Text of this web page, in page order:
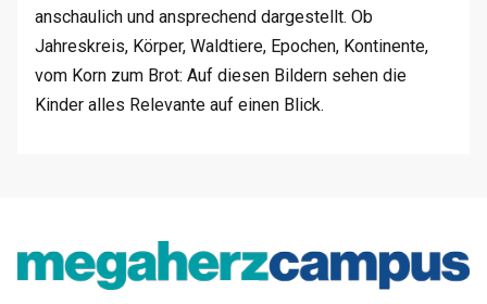
anschaulich und ansprechend dargestellt. Ob
Jahreskreis, Körper, Waldtiere, Epochen, Kontinente,
vom Korn zum Brot: Auf diesen Bildern sehen die
Kinder alles Relevante auf einen Blick.